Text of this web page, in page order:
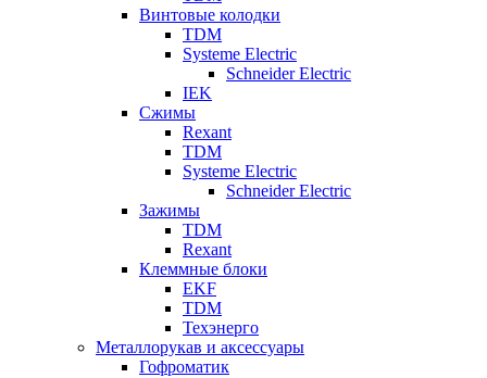
Винтовые колодки
TDM
Systeme Electric
Schneider Electric
IEK
Сжимы
Rexant
TDM
Systeme Electric
Schneider Electric
Зажимы
TDM
Rexant
Клеммные блоки
EKF
TDM
Техэнерго
Металлорукав и аксессуары
Гофроматик